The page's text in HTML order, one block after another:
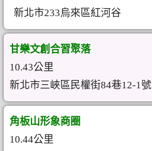
新北市233烏來區紅河谷
甘樂文創合習聚落
10.43公里
新北市三峽區民權街84巷12-1號
角板山形象商圈
10.44公里